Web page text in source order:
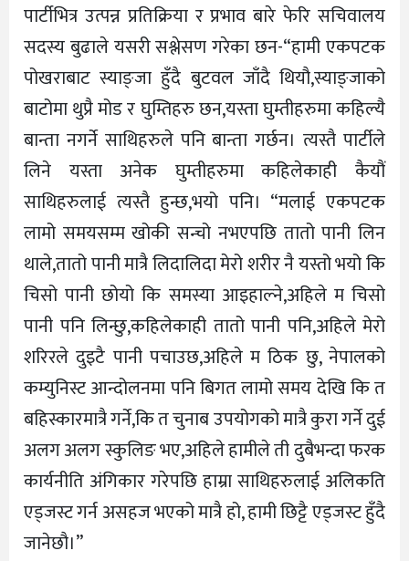
पार्टीभित्र उत्पन्न प्रतिक्रिया र प्रभाव बारे फेरि सचिवालय
सदस्य बुढाले यसरी सश्लेसण गरेका छन-“हामी एकपटक
पोखराबाट स्याङ्जा हुँदै बुटवल जाँदै थियौ,स्याङ्जाको
बाटोमा थुप्रै मोड र घुम्तिहरु छन,यस्ता घुम्तीहरुमा कहिल्यै
बान्ता नगर्ने साथिहरुले पनि बान्ता गर्छन। त्यस्तै पार्टीले
लिने यस्ता अनेक घुम्तीहरुमा कहिलेकाही कैयौं
साथिहरुलाई त्यस्तै हुन्छ,भयो पनि। “मलाई एकपटक
लामो समयसम्म खोकी सन्चो नभएपछि तातो पानी लिन
थाले,तातो पानी मात्रै लिदालिदा मेरो शरीर नै यस्तो भयो कि
चिसो पानी छोयो कि समस्या आइहाल्ने,अहिले म चिसो
पानी पनि लिन्छु,कहिलेकाही तातो पानी पनि,अहिले मेरो
शरिरले दुइटै पानी पचाउछ,अहिले म ठिक छु, नेपालको
कम्युनिस्ट आन्दोलनमा पनि बिगत लामो समय देखि कि त
बहिस्कारमात्रै गर्ने,कि त चुनाब उपयोगको मात्रै कुरा गर्ने दुई
अलग अलग स्कुलिङ भए,अहिले हामीले ती दुबैभन्दा फरक
कार्यनीति अंगिकार गरेपछि हाम्रा साथिहरुलाई अलिकति
एड्जस्ट गर्न असहज भएको मात्रै हो, हामी छिट्टै एड्जस्ट हुँदै
जानेछौ।”